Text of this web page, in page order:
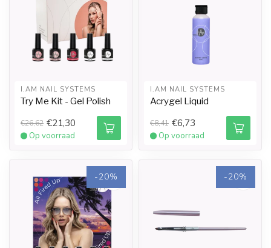
I.AM NAIL SYSTEMS
Try Me Kit - Gel Polish
€26,62 €21,30
Op voorraad
I.AM NAIL SYSTEMS
Acrygel Liquid
€8,41 €6,73
Op voorraad
-20% -20%